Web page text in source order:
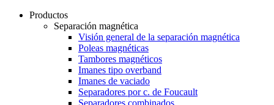
Productos
Separación magnética
Visión general de la separación magnética
Poleas magnéticas
Tambores magnéticos
Imanes tipo overband
Imanes de vaciado
Separadores por c. de Foucault
Separadores combinados